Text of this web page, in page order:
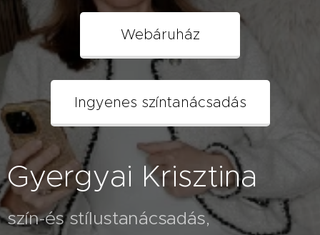
Webáruház
Ingyenes színtanácsadás
Gyergyai Krisztina
szín-és stílustanácsadás,